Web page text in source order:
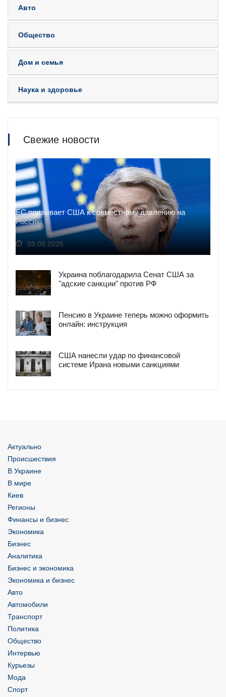
Авто
Общество
Дом и семья
Наука и здоровье
Свежие новости
ЕС призывает США к совместному давлению на
Россию
08.08.2026
Украина поблагодарила Сенат США за
"адские санкции" против РФ
Пенсию в Украине теперь можно оформить
онлайн: инструкция
США нанесли удар по финансовой
системе Ирана новыми санкциями
Актуально
Происшествия
В Украине
В мире
Киев
Регионы
Финансы и бизнес
Экономика
Бизнес
Аналитика
Бизнес и экономика
Экономика и бизнес
Авто
Автомобили
Транспорт
Политика
Общество
Интервью
Курьезы
Мода
Спорт